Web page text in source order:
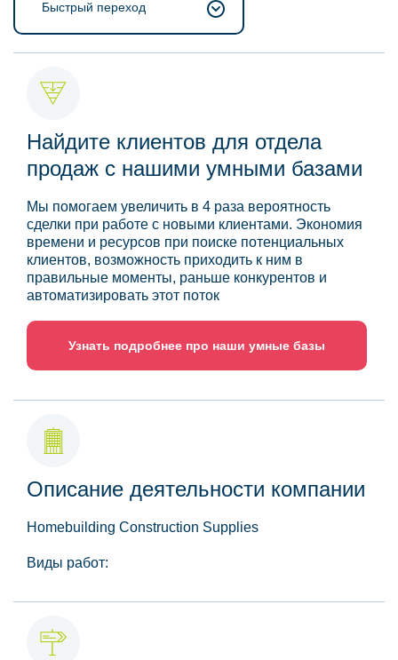
Быстрый переход
Найдите клиентов для отдела
продаж с нашими умными базами
Мы помогаем увеличить в 4 раза вероятность
сделки при работе с новыми клиентами. Экономия
времени и ресурсов при поиске потенциальных
клиентов, возможность приходить к ним в
правильные моменты, раньше конкурентов и
автоматизировать этот поток
Узнать подробнее про наши умные базы
Описание деятельности компании
Homebuilding Construction Supplies
Виды работ: